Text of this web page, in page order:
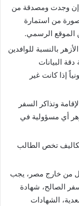
إن وجدت ومصدقة من
صورة من استمارة
الموقع الرسمي.
بالنسبة للوافدين
دقة البيانات
إذا كانت غير
وتذاكر السفر
أي مسؤولية في
تخص الطالب
من خارج مصر، يجب
الصالح، شهادة
الشهادات